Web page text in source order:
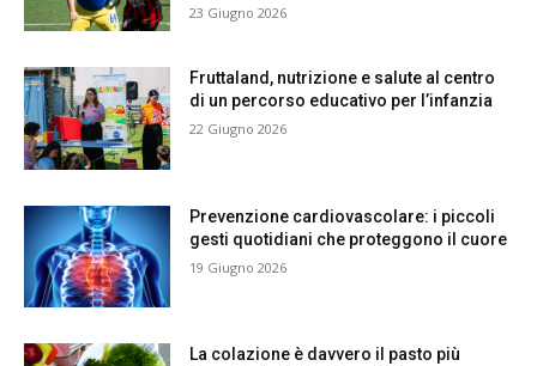
23 Giugno 2026
Fruttaland, nutrizione e salute al centro
di un percorso educativo per l’infanzia
22 Giugno 2026
Prevenzione cardiovascolare: i piccoli
gesti quotidiani che proteggono il cuore
19 Giugno 2026
La colazione è davvero il pasto più